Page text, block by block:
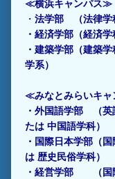
≪横浜キャンパス≫
・法学部 （法律学
・経済学部 （経済
・建築学部 （建築
学系）
≪みなとみらいキ
・外国語学部 （英
たは 中国語学科）
・ 国際日本学部 （
は 歴史民俗学科）
・経営学部 （国際